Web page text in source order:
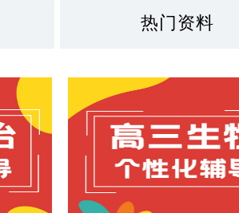
热门资料